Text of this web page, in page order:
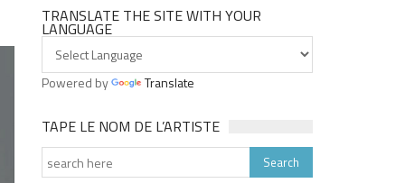
TRANSLATE THE SITE WITH YOUR
LANGUAGE
Powered by Translate
TAPE LE NOM DE L’ARTISTE